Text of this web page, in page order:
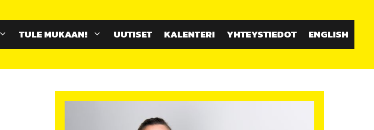
TULE MUKAAN! UUTISET KALENTERI YHTEYSTIEDOT ENGLISH